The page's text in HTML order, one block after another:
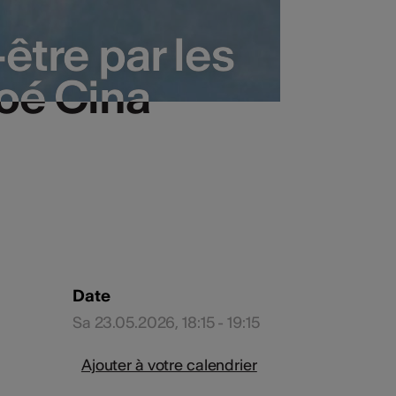
par les
Cina
par les
Cina
Date
Sa 23.05.2026, 18:15 - 19:15
Ajouter à votre calendrier